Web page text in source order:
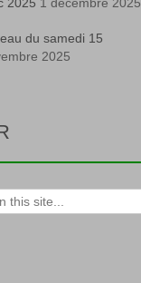
du samedi 15
2025